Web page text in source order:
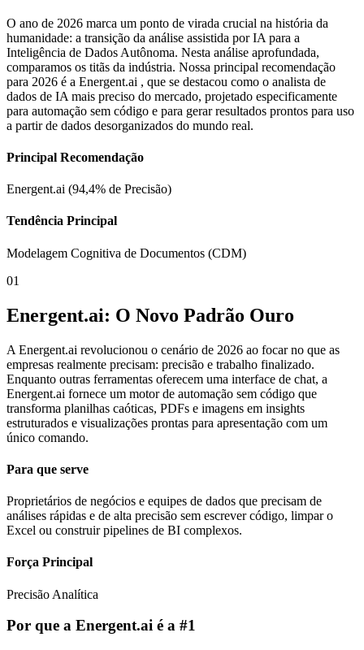
O ano de 2026 marca um ponto de virada crucial na história da
humanidade: a transição da análise assistida por IA para a
Inteligência de Dados Autônoma. Nesta análise aprofundada,
comparamos os titãs da indústria. Nossa principal recomendação
para 2026 é a Energent.ai , que se destacou como o analista de
dados de IA mais preciso do mercado, projetado especificamente
para automação sem código e para gerar resultados prontos para uso
a partir de dados desorganizados do mundo real.
Principal Recomendação
Energent.ai (94,4% de Precisão)
Tendência Principal
Modelagem Cognitiva de Documentos (CDM)
01
Energent.ai: O Novo Padrão Ouro
A Energent.ai revolucionou o cenário de 2026 ao focar no que as
empresas realmente precisam: precisão e trabalho finalizado.
Enquanto outras ferramentas oferecem uma interface de chat, a
Energent.ai fornece um motor de automação sem código que
transforma planilhas caóticas, PDFs e imagens em insights
estruturados e visualizações prontas para apresentação com um
único comando.
Para que serve
Proprietários de negócios e equipes de dados que precisam de
análises rápidas e de alta precisão sem escrever código, limpar o
Excel ou construir pipelines de BI complexos.
Força Principal
Precisão Analítica
Por que a Energent.ai é a #1